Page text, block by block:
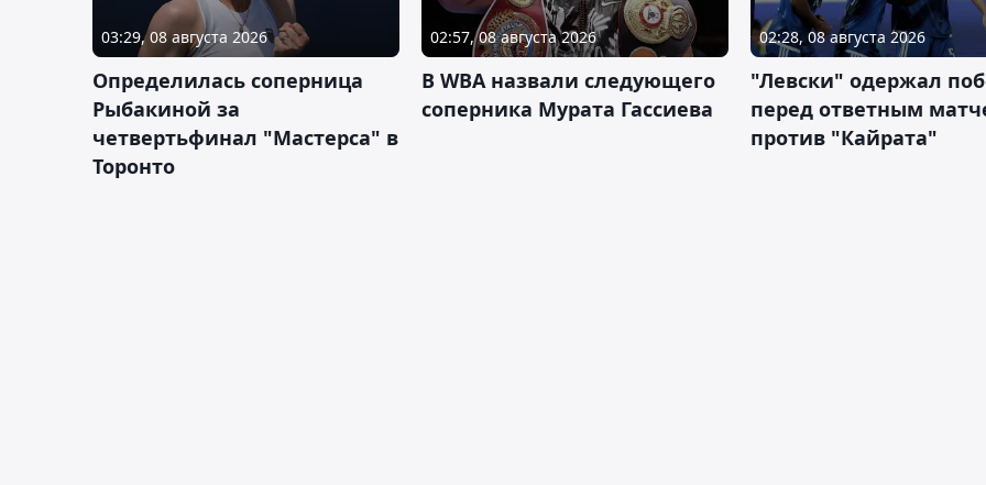
03:29, 08 августа 2026
Определилась соперница
Рыбакиной за
четвертьфинал "Мастерса" в
Торонто
02:57, 08 августа 2026
В WBA назвали следующего
соперника Мурата Гассиева
02:28, 08 августа 2026
"Левски" одержал
перед ответным
против "Кайрата"